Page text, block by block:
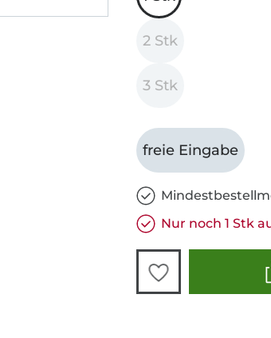
2 Stk
3 Stk
freie Eingabe
Nur noch 1 Stk